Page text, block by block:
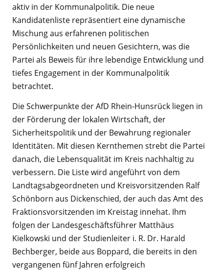
aktiv in der Kommunalpolitik. Die neue
Kandidatenliste repräsentiert eine dynamische
Mischung aus erfahrenen politischen
Persönlichkeiten und neuen Gesichtern, was die
Partei als Beweis für ihre lebendige Entwicklung und
tiefes Engagement in der Kommunalpolitik
betrachtet.
Die Schwerpunkte der AfD Rhein-Hunsrück liegen in
der Förderung der lokalen Wirtschaft, der
Sicherheitspolitik und der Bewahrung regionaler
Identitäten. Mit diesen Kernthemen strebt die Partei
danach, die Lebensqualität im Kreis nachhaltig zu
verbessern. Die Liste wird angeführt von dem
Landtagsabgeordneten und Kreisvorsitzenden Ralf
Schönborn aus Dickenschied, der auch das Amt des
Fraktionsvorsitzenden im Kreistag innehat. Ihm
folgen der Landesgeschäftsführer Matthäus
Kielkowski und der Studienleiter i. R. Dr. Harald
Bechberger, beide aus Boppard, die bereits in den
vergangenen fünf Jahren erfolgreich